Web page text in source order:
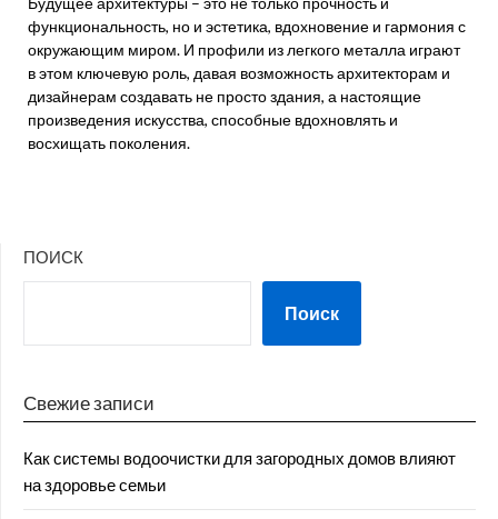
функциональность, но и эстетика, вдохновение и гармония с
окружающим миром. И профили из легкого металла играют
в этом ключевую роль, давая возможность архитекторам и
дизайнерам создавать не просто здания, а настоящие
произведения искусства, способные вдохновлять и
восхищать поколения.
ПОИСК
Поиск
Свежие записи
Как системы водоочистки для загородных домов влияют
на здоровье семьи